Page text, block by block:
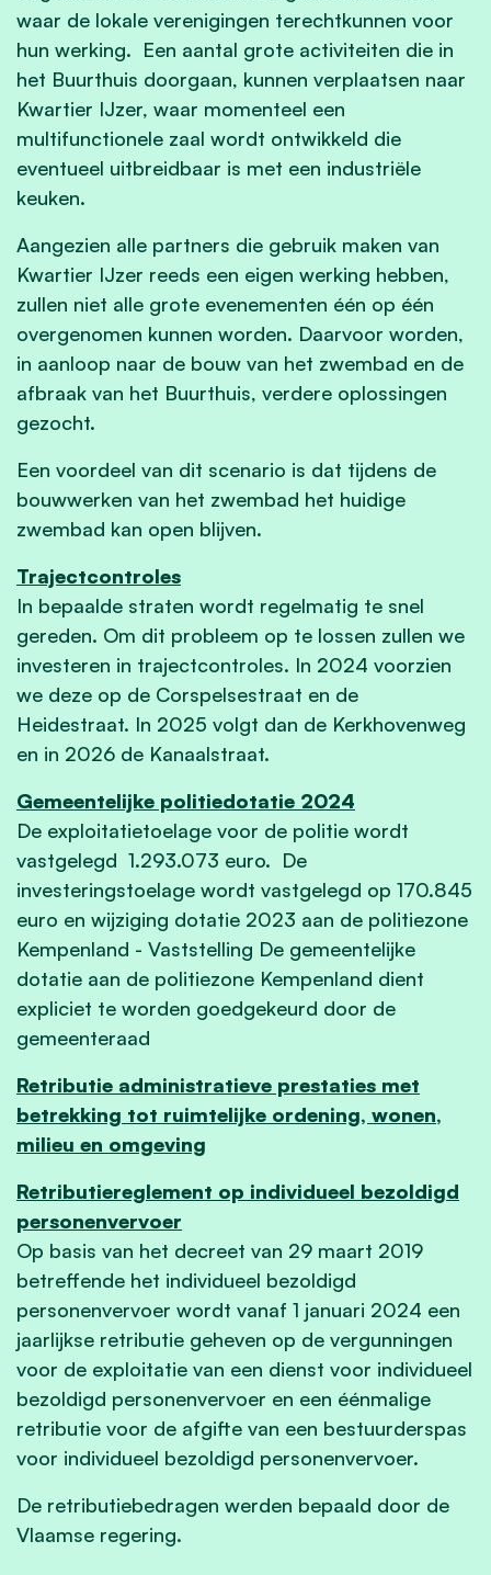
waar de lokale verenigingen terechtkunnen voor
hun werking. Een aantal grote activiteiten die in
het Buurthuis doorgaan, kunnen verplaatsen naar
Kwartier IJzer, waar momenteel een
multifunctionele zaal wordt ontwikkeld die
eventueel uitbreidbaar is met een industriële
keuken.
Aangezien alle partners die gebruik maken van
Kwartier IJzer reeds een eigen werking hebben,
zullen niet alle grote evenementen één op één
overgenomen kunnen worden. Daarvoor worden,
in aanloop naar de bouw van het zwembad en de
afbraak van het Buurthuis, verdere oplossingen
gezocht.
Een voordeel van dit scenario is dat tijdens de
bouwwerken van het zwembad het huidige
zwembad kan open blijven.
Trajectcontroles
In bepaalde straten wordt regelmatig te snel
gereden. Om dit probleem op te lossen zullen we
investeren in trajectcontroles. In 2024 voorzien
we deze op de Corspelsestraat en de
Heidestraat. In 2025 volgt dan de Kerkhovenweg
en in 2026 de Kanaalstraat.
Gemeentelijke politiedotatie 2024
De exploitatietoelage voor de politie wordt
vastgelegd 1.293.073 euro. De
investeringstoelage wordt vastgelegd op 170.845
euro en wijziging dotatie 2023 aan de politiezone
Kempenland - Vaststelling De gemeentelijke
dotatie aan de politiezone Kempenland dient
expliciet te worden goedgekeurd door de
gemeenteraad
Retributie administratieve prestaties met
betrekking tot ruimtelijke ordening, wonen,
milieu en omgeving
Retributiereglement op individueel bezoldigd
personenvervoer
Op basis van het decreet van 29 maart 2019
betreffende het individueel bezoldigd
personenvervoer wordt vanaf 1 januari 2024 een
jaarlijkse retributie geheven op de vergunningen
voor de exploitatie van een dienst voor individueel
bezoldigd personenvervoer en een éénmalige
retributie voor de afgifte van een bestuurderspas
voor individueel bezoldigd personenvervoer.
De retributiebedragen werden bepaald door de
Vlaamse regering.